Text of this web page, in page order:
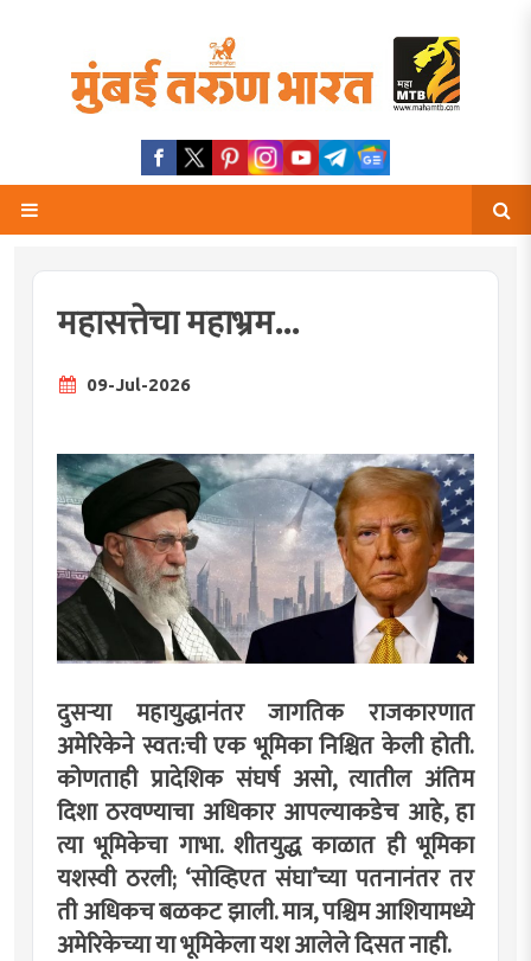
महासत्तेचा महाभ्रम...
09-Jul-2026
दुसर्‍या महायुद्धानंतर जागतिक राजकारणात
अमेरिकेने स्वत:ची एक भूमिका निश्चित केली होती.
कोणताही प्रादेशिक संघर्ष असो, त्यातील अंतिम
दिशा ठरवण्याचा अधिकार आपल्याकडेच आहे, हा
त्या भूमिकेचा गाभा. शीतयुद्ध काळात ही भूमिका
यशस्वी ठरली; ‘सोव्हिएत संघा’च्या पतनानंतर तर
ती अधिकच बळकट झाली. मात्र, पश्चिम आशियामध्ये
अमेरिकेच्या या भूमिकेला यश आलेले दिसत नाही.